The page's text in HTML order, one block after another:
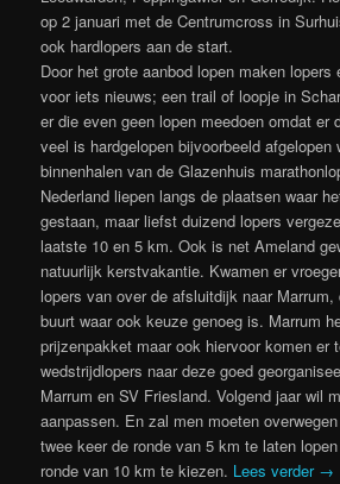
op 2 januari met de Centrumcross in
ook hardlopers aan de start.
Door het grote aanbod lopen maken
voor iets nieuws; een trail of loopje in
er die even geen lopen meedoen omdat er
veel is hardgelopen bijvoorbeeld afgelopen
binnenhalen van de Glazenhuis
Nederland liepen langs de plaatsen waar
gestaan, maar liefst duizend lopers
laatste 10 en 5 km. Ook is net Ameland
natuurlijk kerstvakantie. Kwamen er
lopers van over de afsluitdijk naar
buurt waar ook keuze genoeg is. Marrum
prijzenpakket maar ook hiervoor komen er
wedstrijdlopers naar deze goed
Marrum en SV Friesland. Volgend jaar wil
aanpassen. En zal men moeten
twee keer de ronde van 5 km te laten
ronde van 10 km te kiezen. Lees verder →